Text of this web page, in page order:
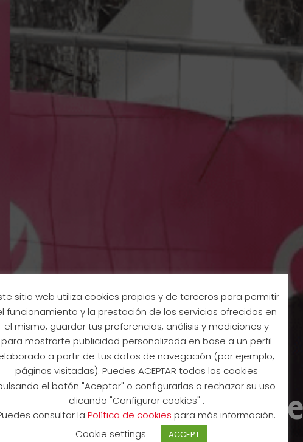
– Stefan Kesche
11 May 2023
sitio web utiliza cookies propias y de terceros para permitir
funcionamiento y la prestación de los servicios ofrecidos en
el mismo, guardar tus preferencias, análisis y mediciones y
para mostrarte publicidad personalizada en base a un perfil
a partir de tus datos de navegación (por ejemplo,
páginas visitadas). Puedes ACEPTAR todas las cookies
el botón "Aceptar" o configurarlas o rechazar su uso
clicando "Configurar cookies" .
consultar la Política de cookies para más información.
Cookie settings
ACCEPT